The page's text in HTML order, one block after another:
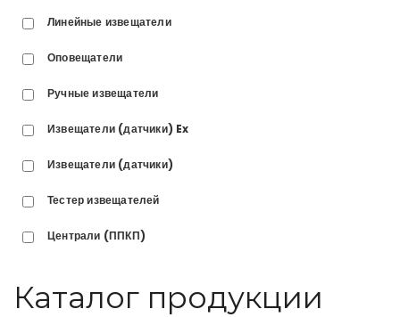
Линейные извещатели
Оповещатели
Ручные извещатели
Извещатели (датчики) Ex
Извещатели (датчики)
Тестер извещателей
Централи (ППКП)
Каталог продукции